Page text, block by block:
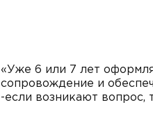
«Уже 6 или 7 лет
сопровождение и
-если возникают вопрос,